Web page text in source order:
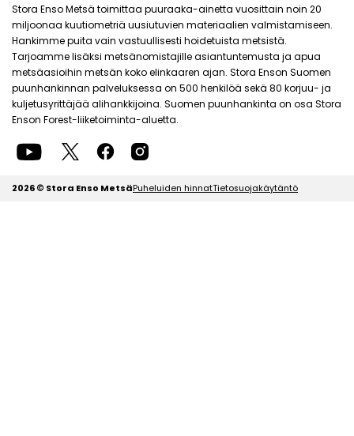
Stora Enso Metsä toimittaa puuraaka-ainetta vuosittain noin 20
miljoonaa kuutiometriä uusiutuvien materiaalien valmistamiseen.
Hankimme puita vain vastuullisesti hoidetuista metsistä.
Tarjoamme lisäksi metsänomistajille asiantuntemusta ja apua
metsäasioihin metsän koko elinkaaren ajan. Stora Enson Suomen
puunhankinnan palveluksessa on 500 henkilöä sekä 80 korjuu- ja
kuljetusyrittäjää alihankkijoina. Suomen puunhankinta on osa Stora
Enson Forest-liiketoiminta-aluetta.
2026 © Stora Enso MetsäPuheluiden hinnatTietosuojakäytäntö